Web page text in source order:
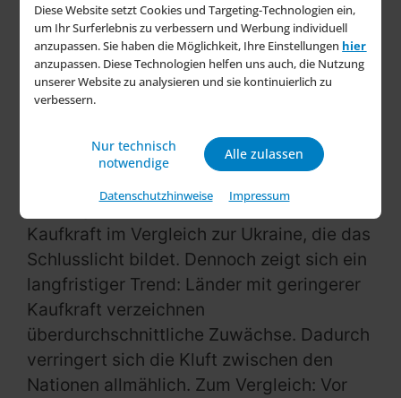
Diese Website setzt Cookies und Targeting-Technologien ein,
um Ihr Surferlebnis zu verbessern und Werbung individuell
anzupassen. Sie haben die Möglichkeit, Ihre Einstellungen hier
anzupassen. Diese Technologien helfen uns auch, die Nutzung
unserer Website zu analysieren und sie kontinuierlich zu
verbessern.
Nur technisch
notwendige
Alle zulassen
Datenschutzhinweise Impressum
zählt Irland, das 2025 deutlich an
Kaufkraft hinzugewinnt.
„Die Kaufkraftunterschiede innerhalb
Europas sind nach wie vor erheblich“,
erklärt Markus Frank, NIQ-Experte für
Geomarketing. „So verfügen die Menschen
Ranking – über mehr als das 24-Fache an
Kaufkraft im Vergleich zur Ukraine, die das
Schlusslicht bildet. Dennoch zeigt sich ein
langfristiger Trend: Länder mit geringerer
Kaufkraft verzeichnen
überdurchschnittliche Zuwächse. Dadurch
verringert sich die Kluft zwischen den
Nationen allmählich. Zum Vergleich: Vor